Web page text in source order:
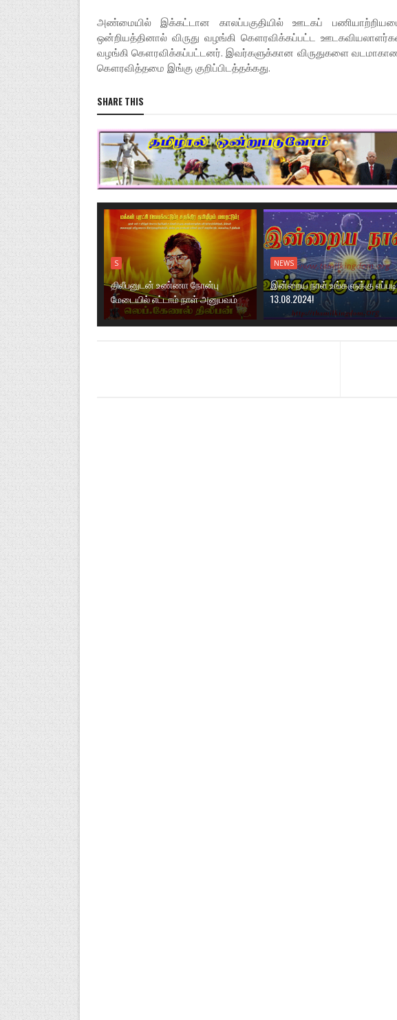
அண்மையில் இக்கட்டான காலப்பகுதியில் ஊடகப்
ஒன்றியத்தினால் விருது வழங்கி கௌரவிக்கப்பட்ட
வழங்கி கௌரவிக்கப்பட்டனர். இவர்களுக்கான விருதுகளை
கௌரவித்தமை இங்கு குறிப்பிடத்தக்கது.
SHARE THIS
S
திலீபனுடன் உண்ணா நோன்பு
மேடையில் எட்டாம் நாள் அனுபவம்
NEWS
இன்றைய நாள் உங்களுக்கு
13.08.2024!